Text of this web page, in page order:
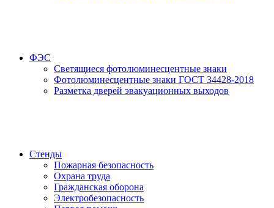
ФЭС
Светящиеся фотолюминесцентные знаки
Фотолюминесцентные знаки ГОСТ 34428-2018
Разметка дверей эвакуационных выходов
Стенды
Пожарная безопасность
Охрана труда
Гражданская оборона
Электробезопасность